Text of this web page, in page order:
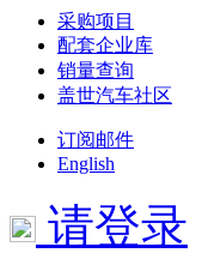
采购项目
配套企业库
销量查询
盖世汽车社区
订阅邮件
English
请登录